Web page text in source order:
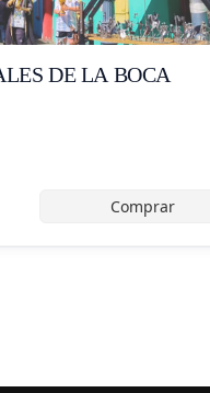
DE LA BOCA
Comprar